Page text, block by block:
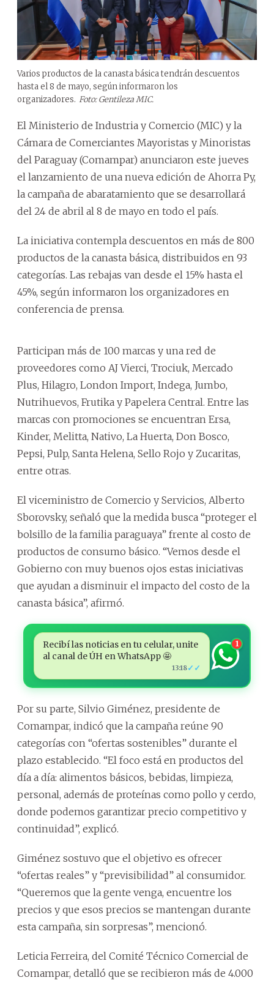
Varios productos de la canasta básica tendrán descuentos
hasta el 8 de mayo, según informaron los
organizadores. Foto: Gentileza MIC.
El Ministerio de Industria y Comercio (MIC) y la
Cámara de Comerciantes Mayoristas y Minoristas
del Paraguay (Comampar) anunciaron este jueves
el lanzamiento de una nueva edición de Ahorra Py,
la campaña de abaratamiento que se desarrollará
del 24 de abril al 8 de mayo en todo el país.
La iniciativa contempla descuentos en más de 800
productos de la canasta básica, distribuidos en 93
categorías. Las rebajas van desde el 15% hasta el
45%, según informaron los organizadores en
conferencia de prensa.
Participan más de 100 marcas y una red de
proveedores como AJ Vierci, Trociuk, Mercado
Plus, Hilagro, London Import, Indega, Jumbo,
Nutrihuevos, Frutika y Papelera Central. Entre las
marcas con promociones se encuentran Ersa,
Kinder, Melitta, Nativo, La Huerta, Don Bosco,
Pepsi, Pulp, Santa Helena, Sello Rojo y Zucaritas,
entre otras.
El viceministro de Comercio y Servicios, Alberto
Sborovsky, señaló que la medida busca “proteger el
bolsillo de la familia paraguaya” frente al costo de
productos de consumo básico. “Vemos desde el
Gobierno con muy buenos ojos estas iniciativas
que ayudan a disminuir el impacto del costo de la
canasta básica”, afirmó.
Recibí las noticias en tu celular, unite
al canal de ÚH en WhatsApp 🤩
13:18✓✓
1
Por su parte, Silvio Giménez, presidente de
Comampar, indicó que la campaña reúne 90
categorías con “ofertas sostenibles” durante el
plazo establecido. “El foco está en productos del
día a día: alimentos básicos, bebidas, limpieza,
personal, además de proteínas como pollo y cerdo,
donde podemos garantizar precio competitivo y
continuidad”, explicó.
Giménez sostuvo que el objetivo es ofrecer
“ofertas reales” y “previsibilidad” al consumidor.
“Queremos que la gente venga, encuentre los
precios y que esos precios se mantengan durante
esta campaña, sin sorpresas”, mencionó.
Leticia Ferreira, del Comité Técnico Comercial de
Comampar, detalló que se recibieron más de 4.000